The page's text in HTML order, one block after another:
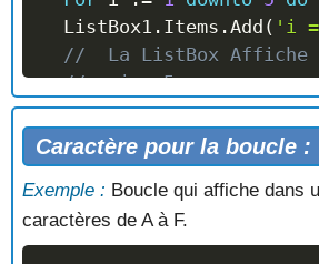
  ListBox1
. Items .Add ( 'i
//  La ListBox Affiche
//   i = 5
//   i = 4
//   i = 3
//   i = 2
//   i = 1
end;
Caractère pour la boucle :
Exemple : Boucle qui affiche dans
caractères de A à F.